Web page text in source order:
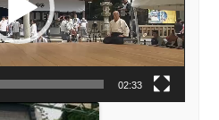
02:33